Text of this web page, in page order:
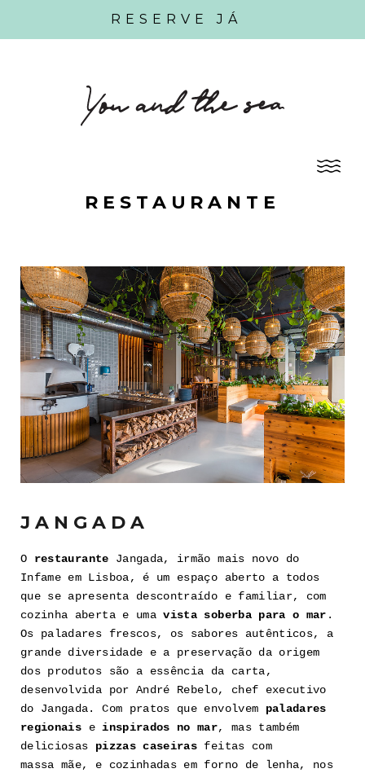
RESERVE JÁ
RESTAURANTE
JANGADA
O restaurante Jangada, irmão mais novo do
Infame em Lisboa, é um espaço aberto a todos
que se apresenta descontraído e familiar, com
cozinha aberta e umavista soberba para o mar .
Os paladares frescos, os sabores autênticos, a
grande diversidade e a preservação da origem
dos produtos são a essência da carta,
desenvolvida por André Rebelo, chef executivo
do Jangada. Com pratos que envolvem paladares
regionais einspirados no mar, mas também
deliciosas pizzas caseiras feitas com
massa mãe, e cozinhadas em forno de lenha, nos